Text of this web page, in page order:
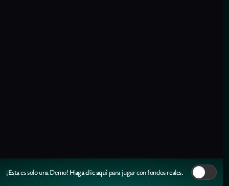
¡Esta es solo una Demo! Haga clic aquí para jugar con fondos reales.